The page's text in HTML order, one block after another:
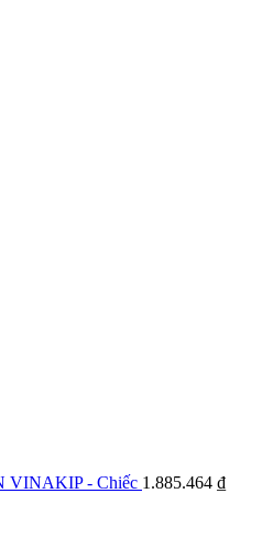
VINAKIP - Chiếc 1.885.464 ₫